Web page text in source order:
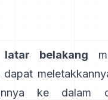
latar belakang
ke